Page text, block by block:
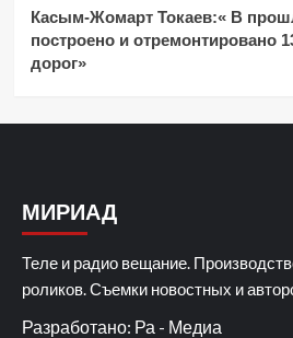
Касым-Жомарт Токаев:« В
построено и отремонтировано
дорог»
МИРИАД
Теле и радио вещание.
роликов. Съемки новостных и
Разработано: Ра - Медиа